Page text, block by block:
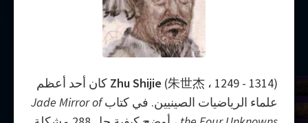
Zhu Shijie (朱世杰 ، 1249 - 1314) كان أحد أعظم
علماء الرياضيات الصينيين. في كتابJade Mirror of